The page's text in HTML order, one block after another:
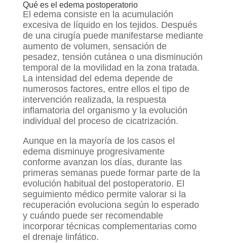
Qué es el edema postoperatorio
El edema consiste en la acumulación
excesiva de líquido en los tejidos. Después
de una cirugía puede manifestarse mediante
aumento de volumen, sensación de
pesadez, tensión cutánea o una disminución
temporal de la movilidad en la zona tratada.
La intensidad del edema depende de
numerosos factores, entre ellos el tipo de
intervención realizada, la respuesta
inflamatoria del organismo y la evolución
individual del proceso de cicatrización.
Aunque en la mayoría de los casos el
edema disminuye progresivamente
conforme avanzan los días, durante las
primeras semanas puede formar parte de la
evolución habitual del postoperatorio. El
seguimiento médico permite valorar si la
recuperación evoluciona según lo esperado
y cuándo puede ser recomendable
incorporar técnicas complementarias como
el drenaje linfático.